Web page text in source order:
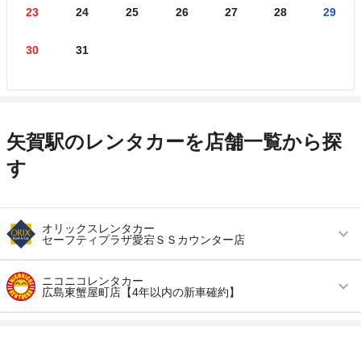
23 24 25 26 27 28 29
30 31
矢賀駅のレンタカーを店舗一覧から探
す
オリックスレンタカー
セーフティプラザ愛宕ＳＳカウンター店
営業時間 毎日 09:00 ～ 20:00
アクセス 広島駅より徒歩で約10分（送迎なし）
ニコニコレンタカー
広島東蟹屋町店【4年以内の新車確約】